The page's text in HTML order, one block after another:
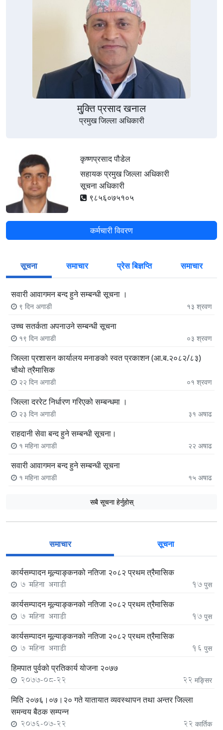
मु्क्ति प्रसाद खनाल
प्रमुख जिल्ला अधिकारी
कृष्णप्रसाद पौडेल
सहायक प्रमुख जिल्ला अधिकारी
सूचना अधिकारी
९८५६०७५१०५
कर्मचारी विवरण
सूचना समाचार प्रेस बिज्ञप्ति समाचार
सवारी आवागमन बन्द हुने सम्बन्धी सूचना ।
९ दिन अगाडी १३ श्रवण
उच्च सतर्कता अपनाउने सम्बन्धी सूचना
१९ दिन अगाडी ०३ श्रवण
जिल्ला प्रशासन कार्यालय मनाङको स्वत प्रकाशन (आ.ब.२०८२/८३)
चौथो त्रैमासिक
२२ दिन अगाडी ०१ श्रवण
जिल्ला दररेट निर्धारण गरिएको सम्बन्धमा ।
२३ दिन अगाडी ३१ अषाढ
राहदानी सेवा बन्द हुने सम्बन्धी सूचना।
१ महिना अगाडी २२ अषाढ
सवारी आवागमन बन्द हुने सम्बन्धी सूचना
१ महिना अगाडी १५ अषाढ
सबै सूचना हेर्नुहाेस्
समाचार सूचना
कार्यसम्पादन मूल्याङ्कनको नतिजा २०८२ प्रथम त्रैमासिक
7 महिना अगाडी 17 पुस
कार्यसम्पादन मूल्याङ्कनको नतिजा २०८२ प्रथम त्रैमासिक
7 महिना अगाडी 17 पुस
कार्यसम्पादन मूल्याङ्कनको नतिजा २०८२ प्रथम त्रैमासिक
7 महिना अगाडी 16 पुस
हिमपात पुर्वको प्रतिकार्य योजना २०७७
2077-08-22 22 मङ्सिर
मिति २०७६।०७।२० गते यातायात व्यवस्थापन तथा अन्तर जिल्ला
समन्वय बैठक सम्पन्न
2076-07-22 22 कार्तिक